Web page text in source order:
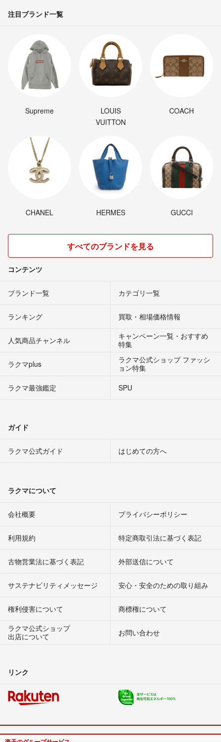
注目ブランド一覧
Supreme
LOUIS
VUITTON
COACH
CHANEL HERMES GUCCI
すべてのブランドを見る
コンテンツ
ブランド一覧 カテゴリ一覧
ランキング 買取・相場価格情報
人気商品チャンネル
キャンペーン一覧・おすすめ
特集
ラクマplus
ラクマ公式ショップ ファッシ
ョン特集
ラクマ最強鑑定
SPU
ガイド
ラクマ公式ガイド はじめての方へ
ラクマについて
会社概要 プライバシーポリシー
利用規約 特定商取引法に基づく表記
古物営業法に基づく表記 外部送信について
サステナビリティメッセージ 安心・安全のための取り組み
権利侵害について
商標権について
ラクマ公式ショップ
出店について
お問い合わせ
リンク